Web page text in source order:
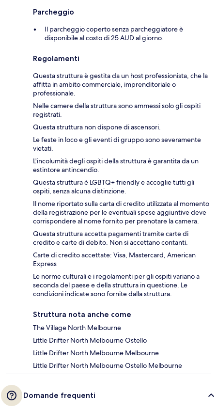
Parcheggio
Il parcheggio coperto senza parcheggiatore è
disponibile al costo di 25 AUD al giorno.
Regolamenti
Questa struttura è gestita da un host professionista, che la
affitta in ambito commerciale, imprenditoriale o
professionale.
Nelle camere della struttura sono ammessi solo gli ospiti
registrati.
Questa struttura non dispone di ascensori.
Le feste in loco e gli eventi di gruppo sono severamente
vietati.
L'incolumità degli ospiti della struttura è garantita da un
estintore antincendio.
Questa struttura è LGBTQ+ friendly e accoglie tutti gli
ospiti, senza alcuna distinzione.
Il nome riportato sulla carta di credito utilizzata al momento
della registrazione per le eventuali spese aggiuntive deve
corrispondere al nome fornito per prenotare la camera.
Questa struttura accetta pagamenti tramite carte di
credito e carte di debito. Non si accettano contanti.
Carte di credito accettate: Visa, Mastercard, American
Express
Le norme culturali e i regolamenti per gli ospiti variano a
seconda del paese e della struttura in questione. Le
condizioni indicate sono fornite dalla struttura.
Struttura nota anche come
The Village North Melbourne
Little Drifter North Melbourne Ostello
Little Drifter North Melbourne Melbourne
Little Drifter North Melbourne Ostello Melbourne
Domande frequenti